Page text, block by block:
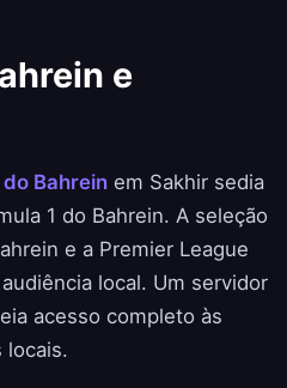
e
Bahrein em Sakhir sedia
1 do Bahrein. A seleção
e a Premier League
local. Um servidor
acesso completo às
locais.